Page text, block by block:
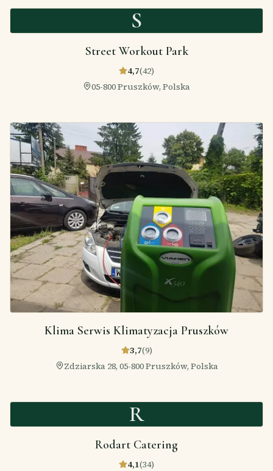
S
Street Workout Park
4,7(42)
05-800 Pruszków, Polska
Klima Serwis Klimatyzacja Pruszków
3,7(9)
Zdziarska 28, 05-800 Pruszków, Polska
R
Rodart Catering
4,1(34)